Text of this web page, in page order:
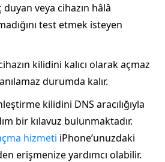
veya cihazın hâlâ
test etmek isteyen
kilidini kalıcı olarak açmaz
durumda kalır.
kilidini DNS aracılığıyla
bir kılavuz bulunmaktadır.
hizmeti iPhone’unuzdaki
erişmenize yardımcı olabilir.